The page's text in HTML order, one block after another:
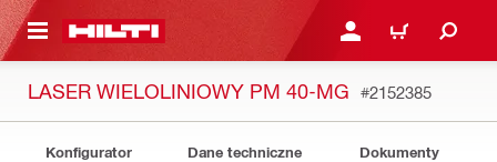
GŁÓWNEJ ZALOGUJ SIĘ LUB
KOSZYK
LASER WIELOLINIOWY PM 40-MG #2152385
Konfigurator Dane techniczne Dokumenty